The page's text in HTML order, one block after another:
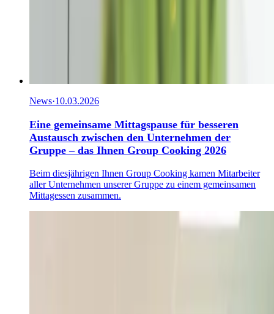
News·10.03.2026
Eine gemeinsame Mittagspause für besseren
Austausch zwischen den Unternehmen der
Gruppe – das Ihnen Group Cooking 2026
Beim diesjährigen Ihnen Group Cooking kamen Mitarbeiter
aller Unternehmen unserer Gruppe zu einem gemeinsamen
Mittagessen zusammen.